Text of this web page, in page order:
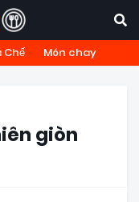
Chế Món chay
giòn